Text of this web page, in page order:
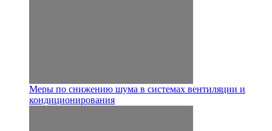
Меры по снижению шума в системах вентиляции и
кондиционирования